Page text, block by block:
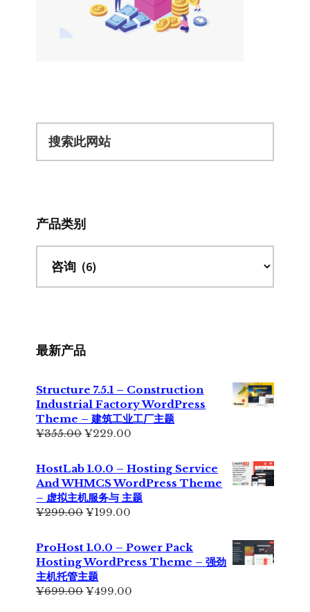
产品类别
最新产品
Structure 7.5.1 – Construction
Industrial Factory WordPress
Theme – 建筑工业工厂主题
¥355.00原
为：
¥355.00。
¥229.00
价
格
为：
¥229.00。
HostLab 1.0.0 – Hosting Service
And WHMCS WordPress Theme
– 虚拟主机服务与 主题
¥299.00原
为：
¥299.00。
¥199.00
价
格
为：
ProHost 1.0.0 – Power Pack
Hosting WordPress Theme – 强劲
主机托管主题
¥699.00原
¥499.00